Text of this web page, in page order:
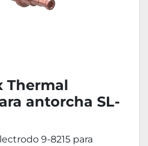
Thermal
antorcha SL-
9-8215 para